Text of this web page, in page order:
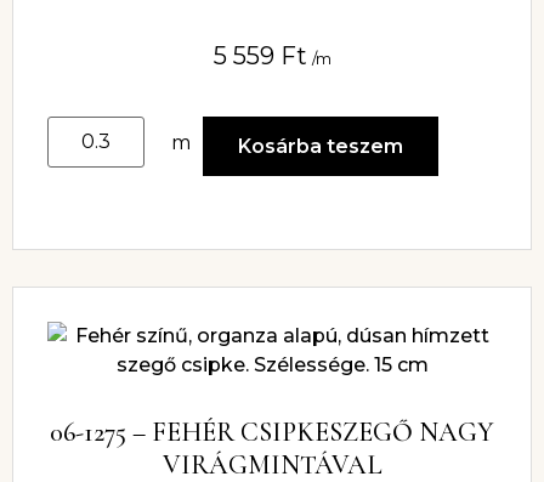
5 559 Ft /m
m Kosárba teszem
06-1275 – FEHÉR CSIPKESZEGŐ NAGY
VIRÁGMINTÁVAL